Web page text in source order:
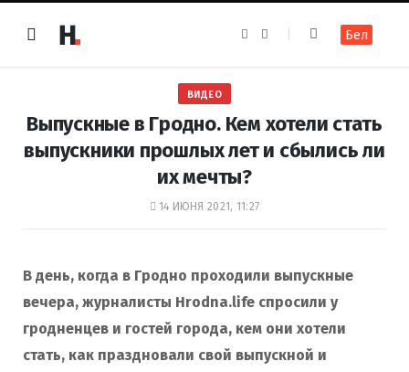
e
k
t
a
m
Бел
ВИДЕО
Выпускные в Гродно. Кем хотели стать
выпускники прошлых лет и сбылись ли
их мечты?
14 ИЮНЯ 2021, 11:27
В день, когда в Гродно проходили выпускные
вечера, журналисты Hrodna.life спросили у
гродненцев и гостей города, кем они хотели
стать, как праздновали свой выпускной и